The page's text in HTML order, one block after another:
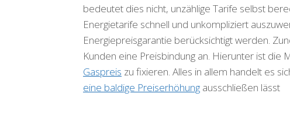
bedeutet dies nicht, unzählige Tarife selbst
Energietarife schnell und unkompliziert
Energiepreisgarantie berücksichtigt werden.
Kunden eine Preisbindung an. Hierunter ist die
Gaspreis zu fixieren. Alles in allem handelt es
eine baldige Preiserhöhung ausschließen lässt